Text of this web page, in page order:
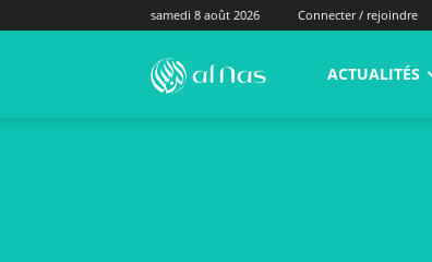
samedi 8 août 2026 Connecter / rejoindre
alNas.fr ACTUALITÉS